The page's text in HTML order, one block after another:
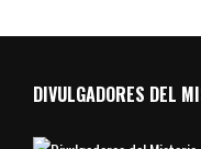
DIVULGADORES DEL